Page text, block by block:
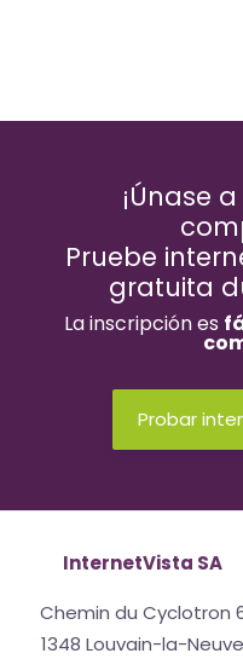
¡Únase
Pruebe
gratuita
La inscripción es
Probar
InternetVista SA
Chemin du Cyclotron
1348 Louvain-la-Neuve